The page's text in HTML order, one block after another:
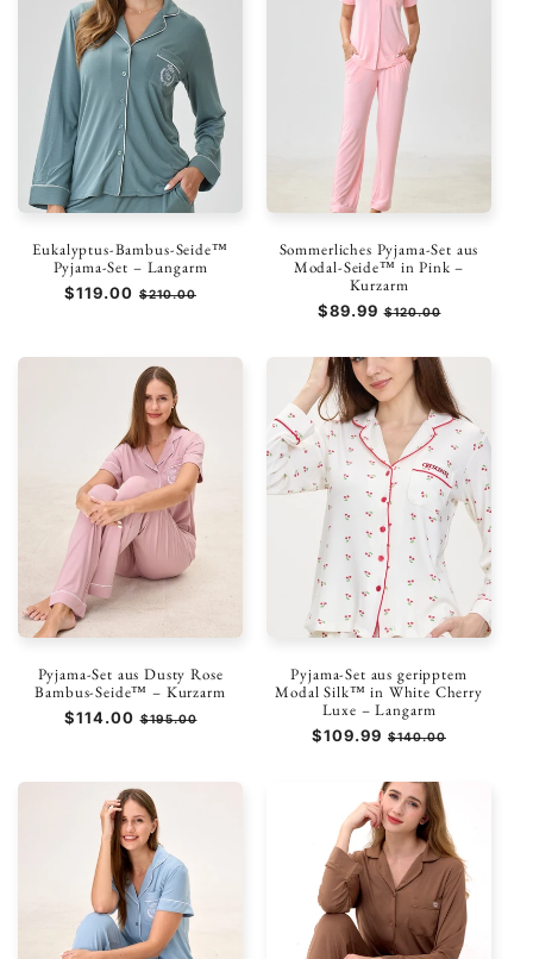
Eukalyptus-Bambus-Seide™
Pyjama-Set – Langarm
Normaler
$119.00 Verkaufspreis
$210.00
Sommerliches Pyjama-Set aus
Modal-Seide™ in Pink –
Kurzarm
Normaler
$89.99 Verkaufspreis
$120.00
Pyjama-Set aus Dusty Rose
Bambus-Seide™ – Kurzarm
Normaler
$114.00 Verkaufspreis
$195.00
Pyjama-Set aus geripptem
Modal Silk™ in White Cherry
Luxe – Langarm
Normaler
$109.99 Verkaufspreis
$140.00